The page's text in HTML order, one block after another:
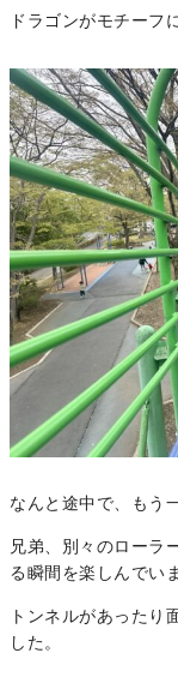
ドラゴンがモチーフ
なんと途中で、もう
兄弟、別々のローラ
る瞬間を楽しんでい
トンネルがあったり
した。